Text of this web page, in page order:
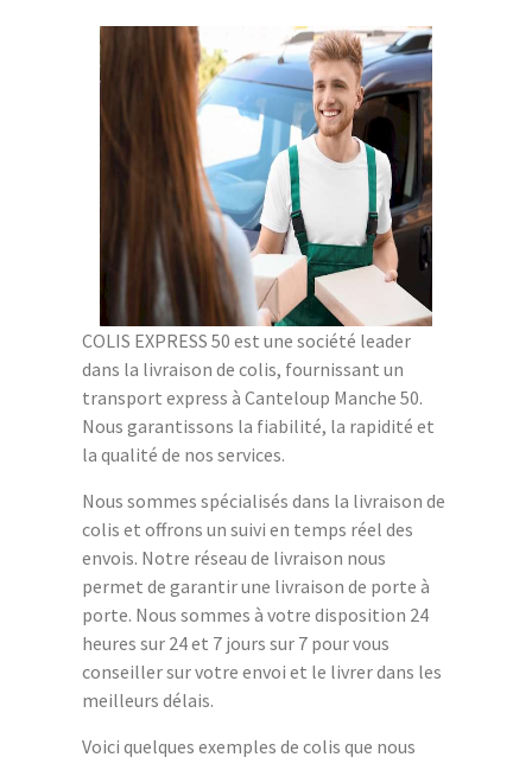
COLIS EXPRESS 50 est une société leader
dans la livraison de colis, fournissant un
transport express à Canteloup Manche 50.
Nous garantissons la fiabilité, la rapidité et
la qualité de nos services.
Nous sommes spécialisés dans la livraison de
colis et offrons un suivi en temps réel des
envois. Notre réseau de livraison nous
permet de garantir une livraison de porte à
porte. Nous sommes à votre disposition 24
heures sur 24 et 7 jours sur 7 pour vous
conseiller sur votre envoi et le livrer dans les
meilleurs délais.
Voici quelques exemples de colis que nous